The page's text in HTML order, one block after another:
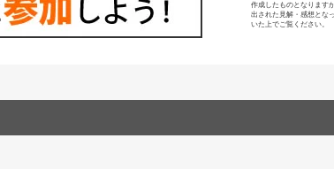
作成したものとなります
出された見解・感想とな
いた上でご覧ください。